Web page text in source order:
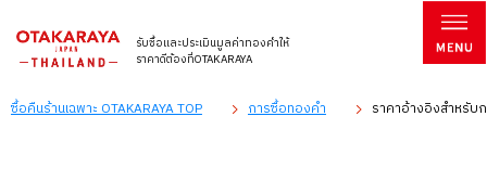
รับซื้อและประเมินมูลค่าทองคำให้
ราคาดีต้องที่OTAKARAYA
ซื้อคืนร้านเฉพาะ OTAKARAYA TOP การซื้อทองคำ ราคาอ้างอิงสำหรับ